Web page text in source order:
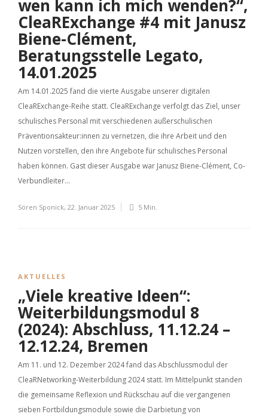
wen kann ich mich wenden?“,
CleaRExchange #4 mit Janusz
Biene-Clément,
Beratungsstelle Legato,
14.01.2025
Am 14.01.2025 fand die vierte Ausgabe unserer digitalen
CleaRExchange-Reihe statt. CleaRExchange verfolgt das Ziel, unser
schulisches Personal mit verschiedenen außerschulischen
Präventionsakteur:innen zu vernetzen, die ihre Arbeit und den
Nutzen vorstellen, den ihre Angebote für schulisches Personal
haben können. Gast dieser Ausgabe war Janusz Biene-Clément, Co-
Verbundleiter...
Sören Sponick, 22. Januar 2025 5 Min.
AKTUELLES
„Viele kreative Ideen“:
Weiterbildungsmodul 8
(2024): Abschluss, 11.12.24 –
12.12.24, Bremen
Am 11. und 12. Dezember 2024 fand das Abschlussmodul der
CleaRNetworking-Weiterbildung 2024 statt. Im Mittelpunkt standen
die gemeinsame Reflexion und Rückschau auf die vergangenen
sieben Fortbildungsmodule sowie die Darbietung von